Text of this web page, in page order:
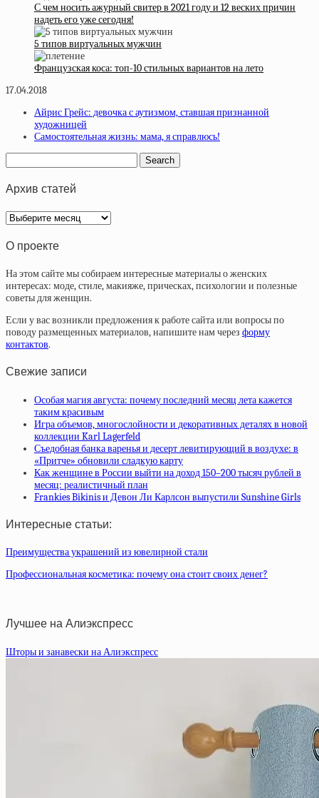
С чем носить ажурный свитер в 2021 году и 12 веских причин
надеть его уже сегодня!
5 типов виртуальных мужчин
Французская коса: топ-10 стильных вариантов на лето
17.04.2018
Айрис Грейс: девочка с аутизмом, ставшая признанной
художницей
Самостоятельная жизнь: мама, я справлюсь!
Архив статей
Архив
статей
О проекте
На этом сайте мы собираем интересные материалы о женских
интересах: моде, стиле, макияже, прическах, психологии и полезные
советы для женщин.
Если у вас возникли предложения к работе сайта или вопросы по
поводу размещенных материалов, напишите нам через форму
контактов.
Свежие записи
Особая магия августа: почему последний месяц лета кажется
таким красивым
Игра объемов, многослойности и декоративных деталях в новой
коллекции Karl Lagerfeld
Съедобная банка варенья и десерт левитирующий в воздухе: в
«Притче» обновили сладкую карту
Как женщине в России выйти на доход 150–200 тысяч рублей в
месяц: реалистичный план
Frankies Bikinis и Девон Ли Карлсон выпустили Sunshine Girls
Интересные статьи:
Преимущества украшений из ювелирной стали
Профессиональная косметика: почему она стоит своих денег?
Лучшее на Алиэкспресс
Шторы и занавески на Алиэкспресс